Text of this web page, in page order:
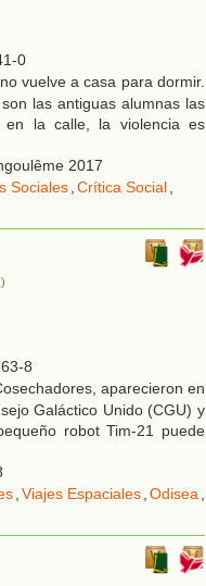
0
vuelve a casa para dormir.
las antiguas alumnas las
la calle, la violencia es
2017
Sociales,Crítica Social,
8
aparecieron en
Galáctico Unido (CGU) y
robot Tim-21 puede
,Viajes Espaciales,Odisea,